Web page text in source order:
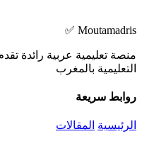
Moutamadris ✅
منصة تعليمية عربية رائدة
التعليمية بالمغرب
روابط سريعة
الرئيسية المقالات